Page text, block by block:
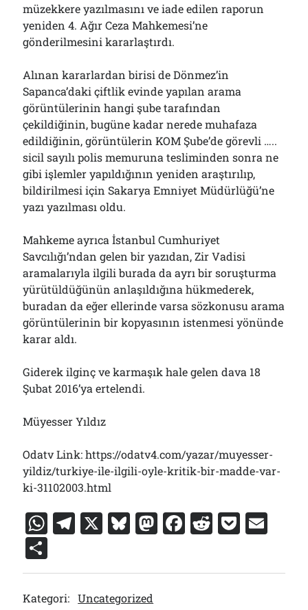
müzekkere yazılmasını ve iade edilen raporun
yeniden 4. Ağır Ceza Mahkemesi’ne
gönderilmesini kararlaştırdı.
Alınan kararlardan birisi de Dönmez’in
Sapanca’daki çiftlik evinde yapılan arama
görüntülerinin hangi şube tarafından
çekildiğinin, bugüne kadar nerede muhafaza
edildiğinin, görüntülerin KOM Şube’de görevli …..
sicil sayılı polis memuruna tesliminden sonra ne
gibi işlemler yapıldığının yeniden araştırılıp,
bildirilmesi için Sakarya Emniyet Müdürlüğü’ne
yazı yazılması oldu.
Mahkeme ayrıca İstanbul Cumhuriyet
Savcılığı’ndan gelen bir yazıdan, Zir Vadisi
aramalarıyla ilgili burada da ayrı bir soruşturma
yürütüldüğünün anlaşıldığına hükmederek,
buradan da eğer ellerinde varsa sözkonusu arama
görüntülerinin bir kopyasının istenmesi yönünde
karar aldı.
Giderek ilginç ve karmaşık hale gelen dava 18
Şubat 2016’ya ertelendi.
Müyesser Yıldız
Odatv Link: https://odatv4.com/yazar/muyesser-
yildiz/turkiye-ile-ilgili-oyle-kritik-bir-madde-var-
ki-31102003.html
W
at
s
T
e
gr
X Bl
e
s
M
st
F
c
R
d
P
c ai
h
ar
Kategori: Uncategorized